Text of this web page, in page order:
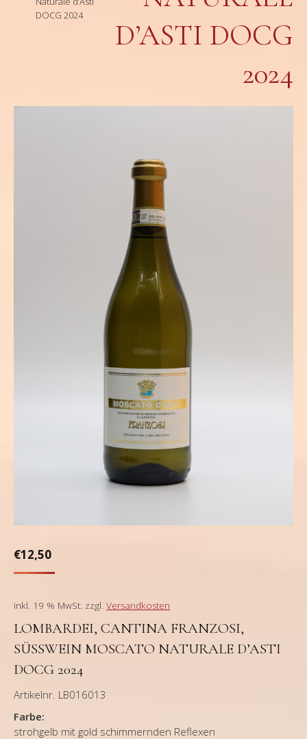
DOCG 2024
D’ASTI DOCG
2024
€12,50
inkl. 19 % MwSt. zzgl. Versandkosten
LOMBARDEI, CANTINA FRANZOSI,
SÜSSWEIN MOSCATO NATURALE D’ASTI
DOCG 2024
Artikelnr. LB016013
Farbe:
strohgelb mit gold schimmernden Reflexen